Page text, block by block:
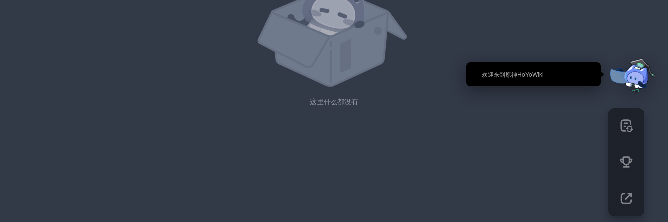
🎉 欢迎来到原神HoYoWiki
这里什么都没有